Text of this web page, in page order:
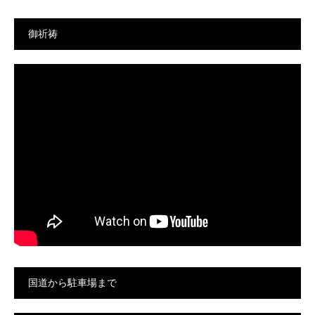
御祈祷
国道から駐車場まで